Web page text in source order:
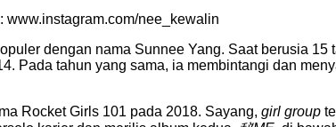
www.instagram.com/nee_kewalin
dengan nama Sunnee Yang. Saat berusia 15
Pada tahun yang sama, ia membintangi dan
Rocket Girls 101 pada 2018. Sayang, girl group